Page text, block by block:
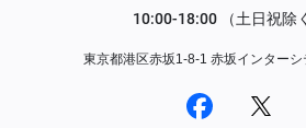
東京都港区赤坂1-8-1 赤坂インター